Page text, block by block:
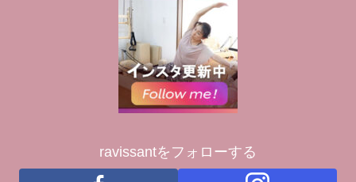
ravissantをフォローする